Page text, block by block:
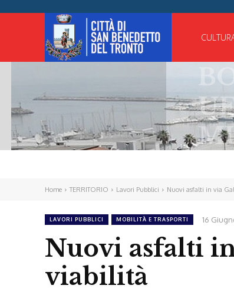
Home TERRITORIO Lavori Pubblici Nuovi asfalti in via
LAVORI PUBBLICI MOBILITÀ E TRASPORTI 16
Nuovi asfalti
viabilità